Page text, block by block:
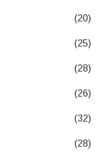
(20)
(25)
(28)
(26)
(32)
(28)